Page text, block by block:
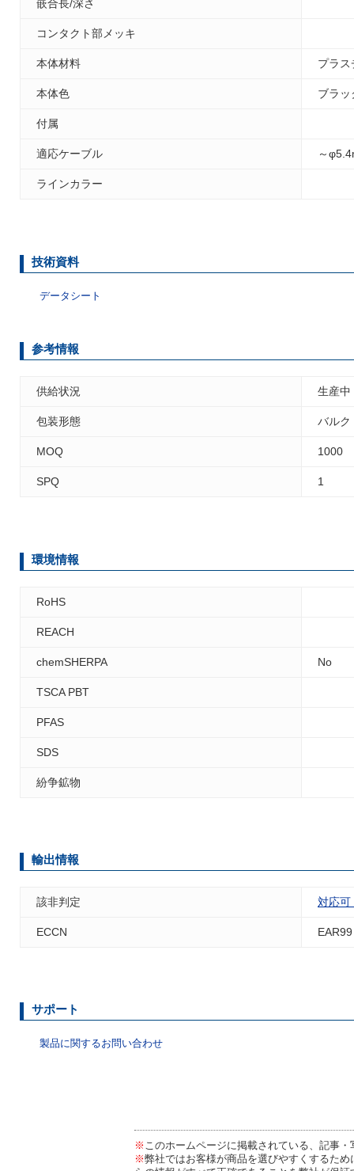
嵌合長/深さ
コンタクト部メッキ
本体材料 プラス
本体色 ブラッ
付属
適応ケーブル ～
ラインカラー
技術資料
データシート
参考情報
供給状況 生産中
包装形態 バルク
MOQ 1000
SPQ 1
環境情報
RoHS
REACH
chemSHERPA No
TSCA PBT
PFAS
SDS
紛争鉱物
輸出情報
該非判定 対応可
ECCN EAR99
サポート
製品に関するお問い合わせ
※ このホームページに掲載されている、記事
※弊社ではお客様が商品を選びやすくするた